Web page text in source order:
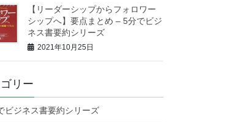
【リーダーシップからフォロワー
シップへ】要点まとめ – 5分でビジ
ネス書要約シリーズ
2021年10月25日
リー
ビジネス書要約シリーズ